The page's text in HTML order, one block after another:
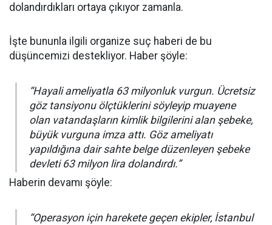
dolandırdıkları ortaya çıkıyor zamanla.
İşte bununla ilgili organize suç haberi de bu
düşüncemizi destekliyor. Haber şöyle:
“Hayali ameliyatla 63 milyonluk vurgun. Ücretsiz
göz tansiyonu ölçtüklerini söyleyip muayene
olan vatandaşların kimlik bilgilerini alan şebeke,
büyük vurguna imza attı. Göz ameliyatı
yapıldığına dair sahte belge düzenleyen şebeke
devleti 63 milyon lira dolandırdı.”
Haberin devamı şöyle:
“Operasyon için harekete geçen ekipler, İstanbul